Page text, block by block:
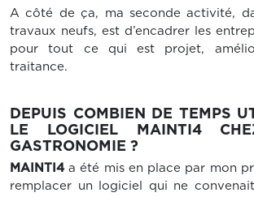
A côté de ça, ma seconde activité,
travaux neufs, est d’encadrer les
pour tout ce qui est projet,
traitance.
DEPUIS COMBIEN DE TEMPS
LE LOGICIEL MAINTI4
GASTRONOMIE ?
MAINTI4 a été mis en place par mon
remplacer un logiciel qui ne